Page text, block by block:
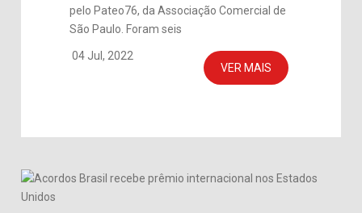
pelo Pateo76, da Associação Comercial de
São Paulo. Foram seis
04 Jul, 2022
VER MAIS